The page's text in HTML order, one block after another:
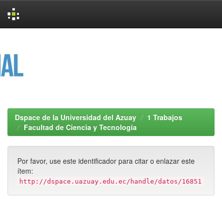
Dspace de la Universidad del Azuay
1 Trabajos
Facultad de Ciencia y Tecnología
Por favor, use este identificador para citar o enlazar este
ítem:
http://dspace.uazuay.edu.ec/handle/datos/16851